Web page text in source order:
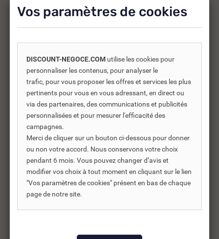
supplémentaires.
REF DNC : 486550
CÂBLE PLAT L90 GUA18
13,55 €TTC 19,36 €
Vos paramètres de cookies
DISCOUNT-NEGOCE.COM utilise les cookies pour
personnaliser les contenus, pour analyser le
trafic, pour vous proposer les offres et services les plus
pertinents pour vous en vous adressant, en direct ou
via des partenaires, des communications et publicités
personnalisées et pour mesurer l'efficacité des
campagnes.
Merci de cliquer sur un bouton ci-dessous pour donner
ou non votre accord. Nous conservons votre choix
pendant 6 mois. Vous pouvez changer d’avis et
modifier vos choix à tout moment en cliquant sur le lien
"Vos paramètres de cookies" présent en bas de chaque
page de notre site.